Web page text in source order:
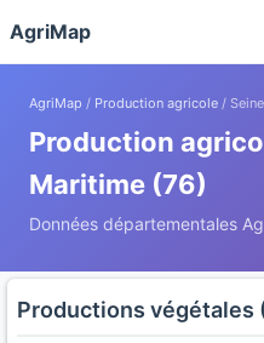
AgriMap
AgriMap / Production agricole /
Production
Maritime (76)
Données départementales
Productions végétales